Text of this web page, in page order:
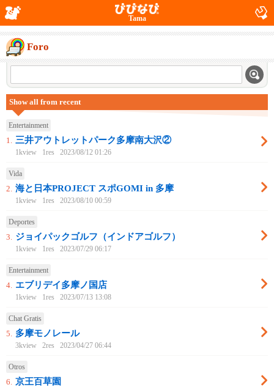
Tama
Foro
Show all from recent
Entertainment
1. 三井アウトレットパーク多摩南大沢②
1kview 1res 2023/08/12 01:26
Vida
2. 海と日本PROJECT スポGOMI in 多摩
1kview 1res 2023/08/10 00:59
Deportes
3. ジョイパックゴルフ（インドアゴルフ）
1kview 1res 2023/07/29 06:17
Entertainment
4. エブリデイ多摩ノ国店
1kview 1res 2023/07/13 13:08
Chat Gratis
5. 多摩モノレール
3kview 2res 2023/04/27 06:44
Otros
6. 京王百草園